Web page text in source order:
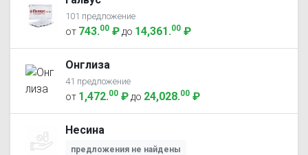
101 предложение
от 743.00 ₽ до 14,361.00 ₽
Онглиза
41 предложение
от 1,472.00 ₽ до 24,028.00 ₽
Несина
предложения не найдены